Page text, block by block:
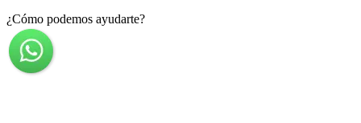
¿Cómo podemos ayudarte?